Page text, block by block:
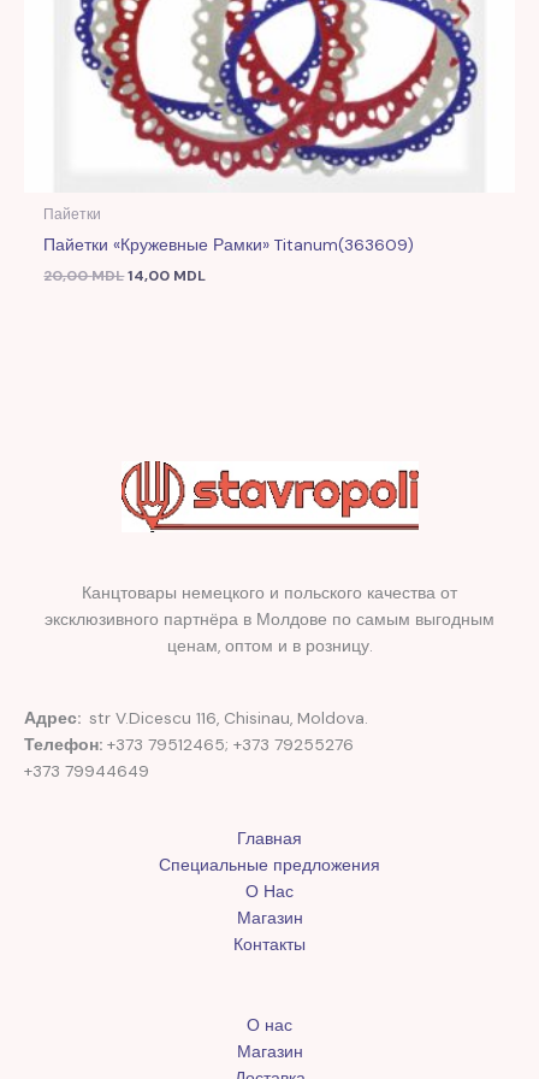
Пайетки
Пайетки «Кружевные Рамки» Titanum(363609)
20,00MDL14,00 MDL
Канцтовары немецкого и польского качества от
эксклюзивного партнёра в Молдове по самым выгодным
ценам, оптом и в розницу.
Адрес: str V.Dicescu 116, Chisinau, Moldova.
Телефон: +373 79512465; +373 79255276
+373 79944649
Главная
Специальные предложения
О Нас
Магазин
Контакты
О нас
Магазин